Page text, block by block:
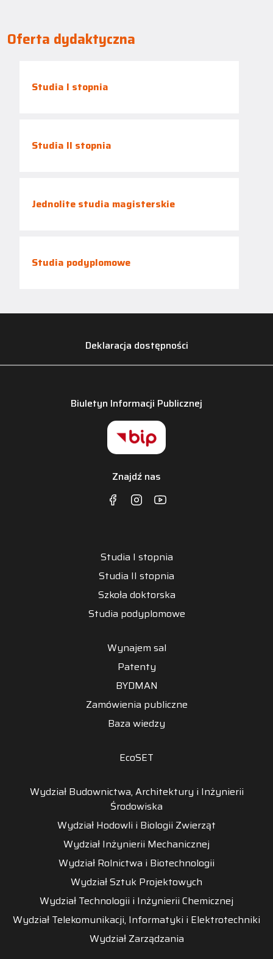
Oferta dydaktyczna
Studia I stopnia
Studia II stopnia
Jednolite studia magisterskie
Studia podyplomowe
Deklaracja dostępności
Biuletyn Informacji Publicznej
Znajdź nas
Studia I stopnia
Studia II stopnia
Szkoła doktorska
Studia podyplomowe
Wynajem sal
Patenty
BYDMAN
Zamówienia publiczne
Baza wiedzy
EcoSET
Wydział Budownictwa, Architektury i Inżynierii
Środowiska
Wydział Hodowli i Biologii Zwierząt
Wydział Inżynierii Mechanicznej
Wydział Rolnictwa i Biotechnologii
Wydział Sztuk Projektowych
Wydział Technologii i Inżynierii Chemicznej
Wydział Telekomunikacji, Informatyki i Elektrotechniki
Wydział Zarządzania